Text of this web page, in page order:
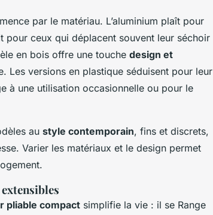
par le matériau. L’aluminium plaît pour
pour ceux qui déplacent souvent leur séchoir
en bois offre une touche design et
Les versions en plastique séduisent pour leur
à une utilisation occasionnelle ou pour le
au style contemporain, fins et discrets,
Varier les matériaux et le design permet
pliable compact simplifie la vie : il se Range